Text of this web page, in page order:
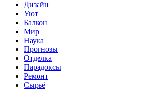
Дизайн
Уют
Балкон
Мир
Наука
Прогнозы
Отделка
Парадоксы
Ремонт
Сырьё